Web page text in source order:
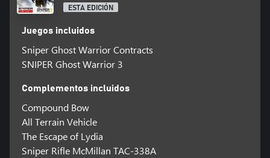
ESTA EDICIÓN
Juegos incluidos
Sniper Ghost Warrior Contracts
SNIPER Ghost Warrior 3
Complementos incluidos
Compound Bow
All Terrain Vehicle
The Escape of Lydia
Sniper Rifle McMillan TAC-338A